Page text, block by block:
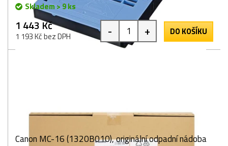
Skladem > 9 ks
1 443 Kč
1 193 Kč bez DPH - + DO KOŠÍKU
Canon MC-16 (1320B010), originální odpadní nádoba